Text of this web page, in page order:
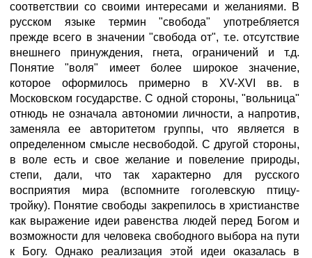
соответствии со своими интересами и желаниями. В
русском языке термин "свобода" употребляется
прежде всего в значении "свобода от", т.е. отсутствие
внешнего принуждения, гнета, ограничений и т.д.
Понятие "воля" имеет более широкое значение,
которое оформилось примерно в XV-XVI вв. в
Московском государстве. С одной стороны, "вольница"
отнюдь не означала автономии личности, а напротив,
заменяла ее авторитетом группы, что является в
определенном смысле несвободой. С другой стороны,
в воле есть и свое желание и повеление природы,
степи, дали, что так характерно для русского
восприятия мира (вспомните гоголевскую птицу-
тройку). Понятие свободы закрепилось в христианстве
как выражение идеи равенства людей перед Богом и
возможности для человека свободного выбора на пути
к Богу. Однако реализация этой идеи оказалась в